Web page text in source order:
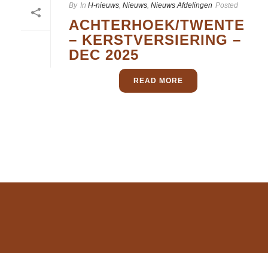
By In H-nieuws Nieuws Nieuws Afdelingen Posted
ACHTERHOEK/TWENTE
– KERSTVERSIERING –
DEC 2025
READ MORE